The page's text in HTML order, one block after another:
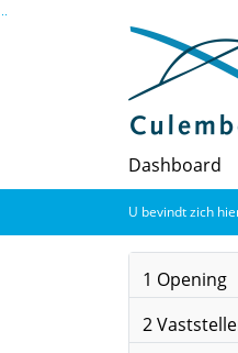
Ga naar de inhoud van deze
Ga naar het zoeken
Ga naar het menu
Dashboard
U bevindt zich
1 Opening
2